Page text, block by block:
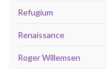
Refugium
Renaissance
Roger Willemsen